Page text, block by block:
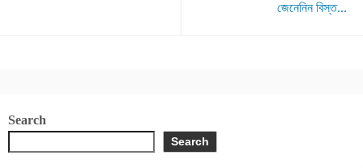
জেনেনিন বিস্ত...
Search
Search